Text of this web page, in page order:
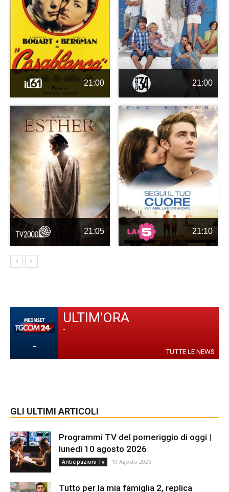
21:00 21:00
21:05 21:10
-
ULTIM'ORA
-
TUTTE LE NEWS
GLI ULTIMI ARTICOLI
Programmi TV del pomeriggio di oggi |
lunedì 10 agosto 2026
Anticipazioni Tv 10 Agosto 2026
Tutto per la mia famiglia 2, replica